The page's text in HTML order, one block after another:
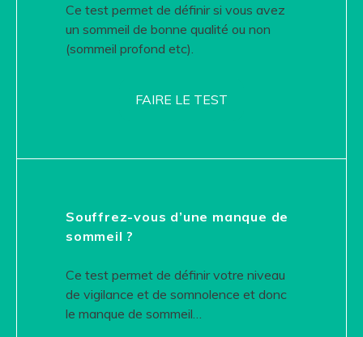
Ce test permet de définir si vous avez
un sommeil de bonne qualité ou non
(sommeil profond etc).
FAIRE LE TEST
Souffrez-vous d’une manque de
sommeil ?
Ce test permet de définir votre niveau
de vigilance et de somnolence et donc
le manque de sommeil…